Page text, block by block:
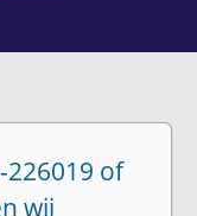
226019 of
wij